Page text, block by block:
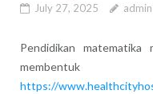
July 27, 2025 admin
Pendidikan matematika
membentuk
https://